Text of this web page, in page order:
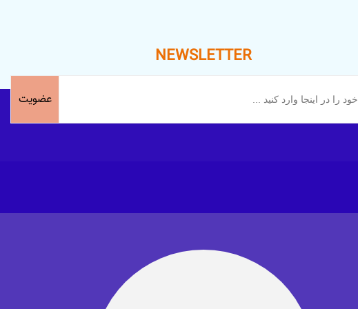
NEWSLETTER
عضویت